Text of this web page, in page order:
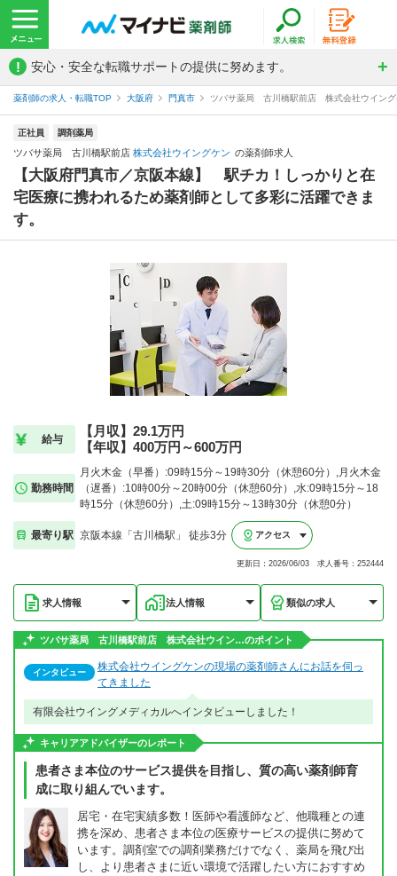
! 安心・安全な転職サポートの提供に努めます。
薬剤師の求人・転職TOP 大阪府 門真市 ツバサ薬局 古川橋駅前店 株式会社ウイング
正社員 調剤薬局
ツバサ薬局 古川橋駅前店 株式会社ウイングケン の薬剤師求人
【大阪府門真市／京阪本線】 駅チカ！しっかりと在
宅医療に携われるため薬剤師として多彩に活躍できま
す。
給与
【月収】29.1万円
【年収】400万円～600万円
勤務時間
月火木金（早番）:09時15分～19時30分（休憩60分）,月火木金
（遅番）:10時00分～20時00分（休憩60分）,水:09時15分～18
時15分（休憩60分）,土:09時15分～13時30分（休憩0分）
最寄り駅 京阪本線「古川橋駅」 徒歩3分 アクセス
更新日：2026/06/03 求人番号：252444
求人情報 法人情報 類似の求人
ツバサ薬局 古川橋駅前店 株式会社ウイン…のポイント
インタビュー
株式会社ウイングケンの現場の薬剤師さんにお話を伺っ
てきました
有限会社ウイングメディカルへインタビューしました！
キャリアアドバイザーのレポート
患者さま本位のサービス提供を目指し、質の高い薬剤師育
成に取り組んでいます。
居宅・在宅実績多数！医師や看護師など、他職種との連
携を深め、患者さま本位の医療サービスの提供に努めて
います。調剤室での調剤業務だけでなく、薬局を飛び出
し、より患者さまに近い環境で活躍したい方におすすめ